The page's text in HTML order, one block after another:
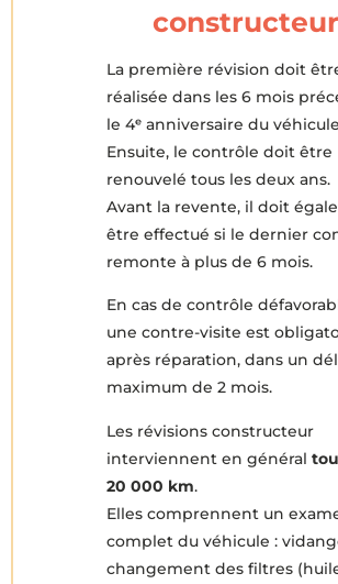
constructeur
La première révision doit
réalisée dans les 6 mois
le 4ᵉ anniversaire du
Ensuite, le contrôle doit être
renouvelé tous les deux ans.
Avant la revente, il doit
être effectué si le dernier
remonte à plus de 6 mois.
En cas de contrôle
une contre-visite est
après réparation, dans un
maximum de 2 mois.
Les révisions constructeur
interviennent en général
20 000 km.
Elles comprennent un
complet du véhicule :
changement des filtres